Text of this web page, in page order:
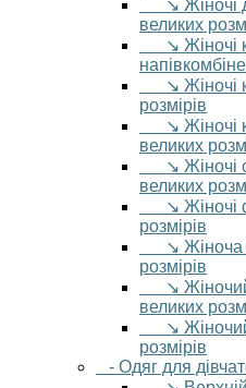
↘ Жіночі
великих
↘ Жіночі
↘ Жіночі
розмірів
↘ Жіночі
великих
↘ Жіночі
великих
↘ Жіночі
розмірів
↘ Жіноча
розмірів
↘ Жіночий
великих
↘ Жіночий
розмірів
- Одяг для